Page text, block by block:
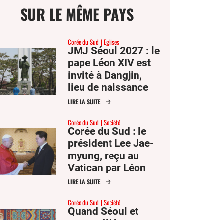
SUR LE MÊME PAYS
Corée du Sud Eglises
JMJ Séoul 2027 : le
pape Léon XIV est
invité à Dangjin,
lieu de naissance
de saint André Kim
LIRE LA SUITE
Corée du Sud Société
Corée du Sud : le
président Lee Jae-
myung, reçu au
Vatican par Léon
XIV, attire
paix dans la
péninsule
LIRE LA SUITE
Corée du Sud Société
Quand Séoul et